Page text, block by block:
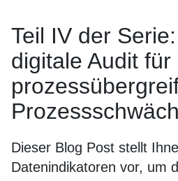
Teil IV der
digitale Audit für
Dieser Blog Post stellt
Datenindikatoren vor, um